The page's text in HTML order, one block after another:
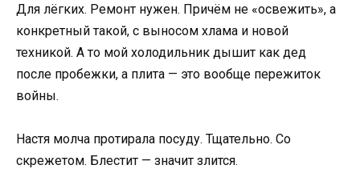
Для лёгких. Ремонт нужен. Причём не «освежить», а
конкретный такой, с выносом хлама и новой
техникой. А то мой холодильник дышит как дед
после пробежки, а плита — это вообще пережиток
войны.
Настя молча протирала посуду. Тщательно. Со
скрежетом. Блестит — значит злится.